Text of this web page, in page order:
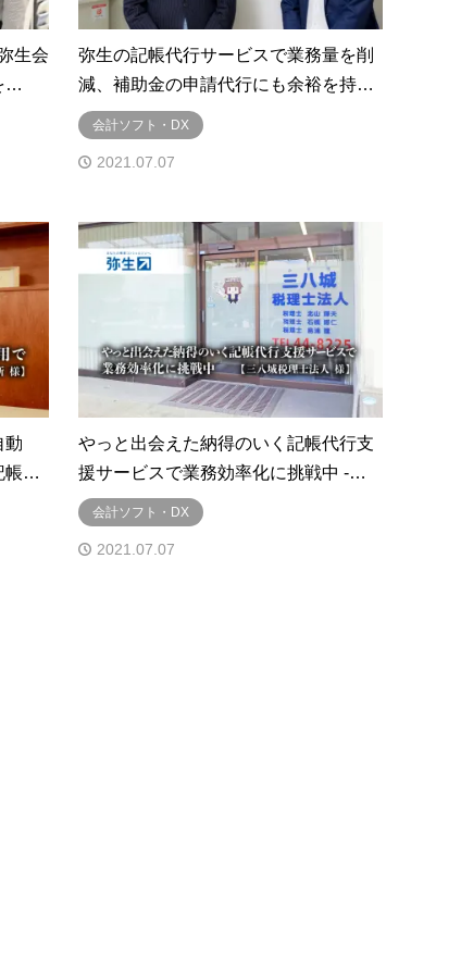
生会
…
弥生の記帳代行サービスで業務量を削
減、補助金の申請代行にも余裕を持…
会計ソフト・DX
2021.07.07
動
帳…
やっと出会えた納得のいく記帳代行支
援サービスで業務効率化に挑戦中 -…
会計ソフト・DX
2021.07.07